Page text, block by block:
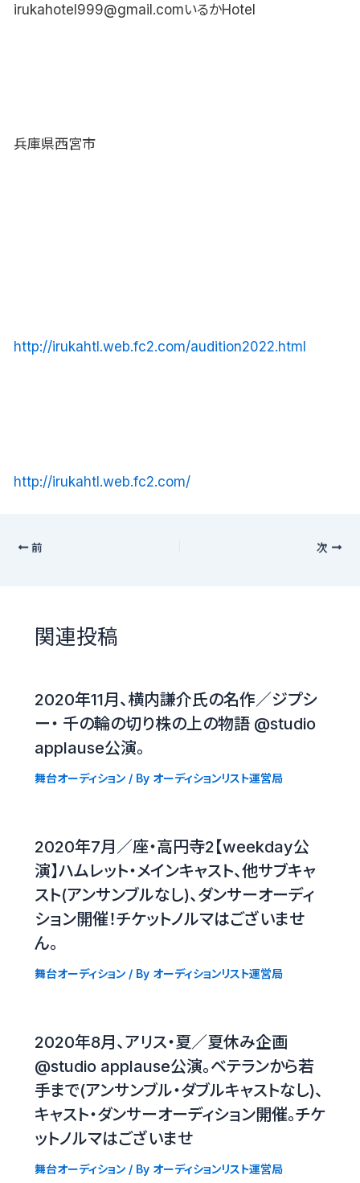
irukahotel999@gmail.comいるかHotel
兵庫県西宮市
http://irukahtl.web.fc2.com/audition2022.html
http://irukahtl.web.fc2.com/
前 次
関連投稿
2020年11月、横内謙介氏の名作／ジプシ
ー・ 千の輪の切り株の上の物語 @studio
applause公演。
舞台オーディション/ By オーディションリスト運営局
2020年7月／座・高円寺2【weekday公
演】ハムレット・メインキャスト、他サブキャ
スト(アンサンブルなし)、ダンサーオーディ
ション開催！チケットノルマはございませ
ん。
舞台オーディション/ By オーディションリスト運営局
2020年8月、アリス・夏／夏休み企画
@studio applause公演。ベテランから若
手まで(アンサンブル・ダブルキャストなし)、
キャスト・ダンサーオーディション開催。チケ
ットノルマはございませ
舞台オーディション/ By オーディションリスト運営局